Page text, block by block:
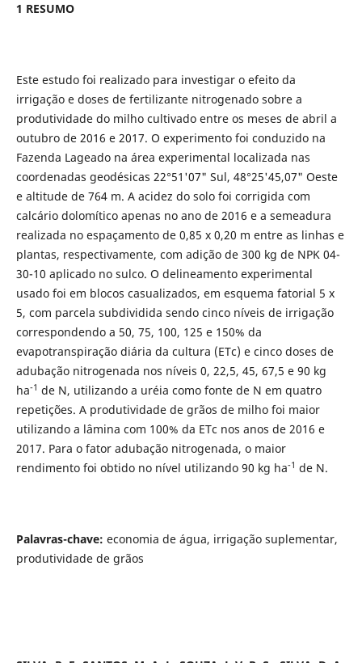
1 RESUMO
Este estudo foi realizado para investigar o efeito da
irrigação e doses de fertilizante nitrogenado sobre a
produtividade do milho cultivado entre os meses de abril a
outubro de 2016 e 2017. O experimento foi conduzido na
Fazenda Lageado na área experimental localizada nas
coordenadas geodésicas 22°51'07" Sul, 48°25'45,07" Oeste
e altitude de 764 m. A acidez do solo foi corrigida com
calcário dolomítico apenas no ano de 2016 e a semeadura
realizada no espaçamento de 0,85 x 0,20 m entre as linhas e
plantas, respectivamente, com adição de 300 kg de NPK 04-
30-10 aplicado no sulco. O delineamento experimental
usado foi em blocos casualizados, em esquema fatorial 5 x
5, com parcela subdividida sendo cinco níveis de irrigação
correspondendo a 50, 75, 100, 125 e 150% da
evapotranspiração diária da cultura (ETc) e cinco doses de
adubação nitrogenada nos níveis 0, 22,5, 45, 67,5 e 90 kg
ha-1 de N, utilizando a uréia como fonte de N em quatro
repetições. A produtividade de grãos de milho foi maior
utilizando a lâmina com 100% da ETc nos anos de 2016 e
2017. Para o fator adubação nitrogenada, o maior
rendimento foi obtido no nível utilizando 90 kg ha-1 de N.
Palavras-chave: economia de água, irrigação suplementar,
produtividade de grãos